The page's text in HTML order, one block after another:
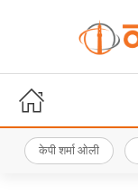
केपी शर्मा ओली